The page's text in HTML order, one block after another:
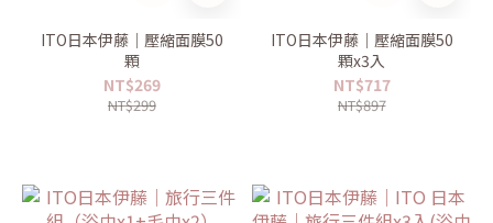
ITO日本伊藤｜壓縮面膜50
顆
NT$269
NT$299
ITO日本伊藤｜壓縮面膜50
顆x3入
NT$717
NT$897